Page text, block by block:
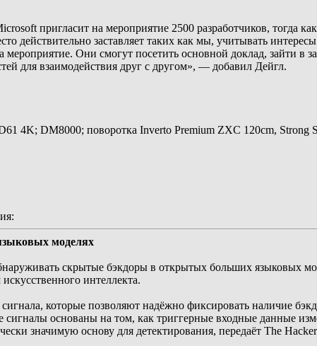
пригласит на мероприятие 2500 разработчиков, тогда
действительно заставляет таких как мы, учитывать
Они смогут посетить основной доклад, зайти в
для взаимодействия друг с другом», — добавил Дейгл.
4K; DM8000; поворотка Inverto Premium ZXC 120cm, Strong
:
моделях
скрытые бэкдоры в открытых больших языковых
интеллекта.
которые позволяют надёжно фиксировать наличие
основаны на том, как триггерные входные данные
значимую основу для детектирования, передаёт The